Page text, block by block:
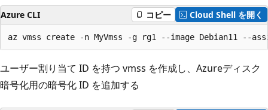
Azure CLI コピー Cloud Shell を開く
az vmss create -n MyVmss -g rg1 --image Debian11 --
ユーザー割り当て ID を持つ vmss を作成し、Azureディスク
暗号化用の暗号化 ID を追加する